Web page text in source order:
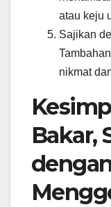
atau keju
Sajikan
nikmat
Bakar,